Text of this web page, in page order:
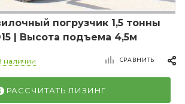
погрузчик 1,5 тонны
| Высота подъема 4,5м
наличии СРАВНИТЬ
РАССЧИТАТЬ ЛИЗИНГ